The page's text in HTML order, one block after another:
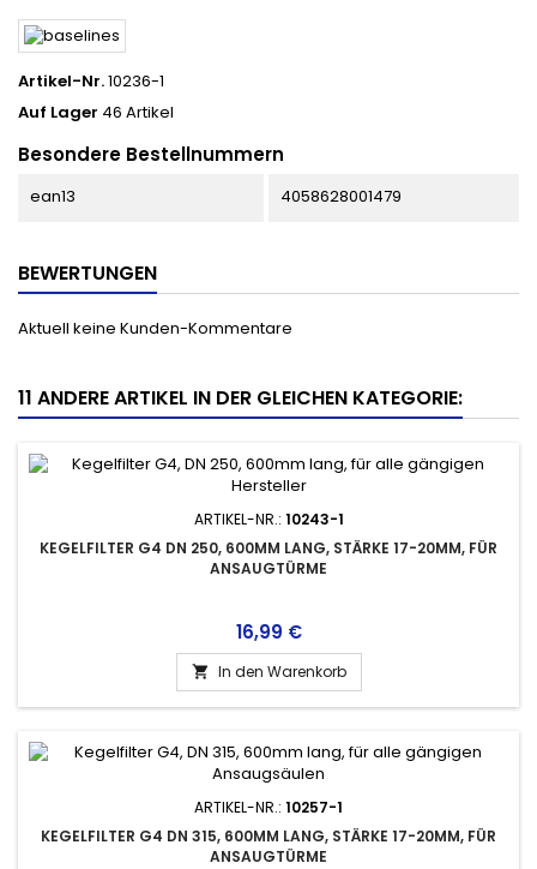
Artikel-Nr.10236-1
Auf Lager 46 Artikel
Besondere Bestellnummern
ean13 4058628001479
BEWERTUNGEN
Aktuell keine Kunden-Kommentare
11 ANDERE ARTIKEL IN DER GLEICHEN KATEGORIE:
ARTIKEL-NR.: 10243-1
KEGELFILTER G4 DN 250, 600MM LANG, STÄRKE 17-20MM, FÜR
ANSAUGTÜRME
Preis
16,99 €
 In den Warenkorb
ARTIKEL-NR.: 10257-1
KEGELFILTER G4 DN 315, 600MM LANG, STÄRKE 17-20MM, FÜR
ANSAUGTÜRME